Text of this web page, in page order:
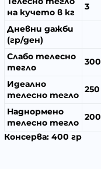
на кучето в кг
3
Дневни дажби
(гр/ден)
Слабо телесно
тегло
300
Идеално
телесно тегло
250
Наднормено
телесно тегло
200
Консерва: 400 гр